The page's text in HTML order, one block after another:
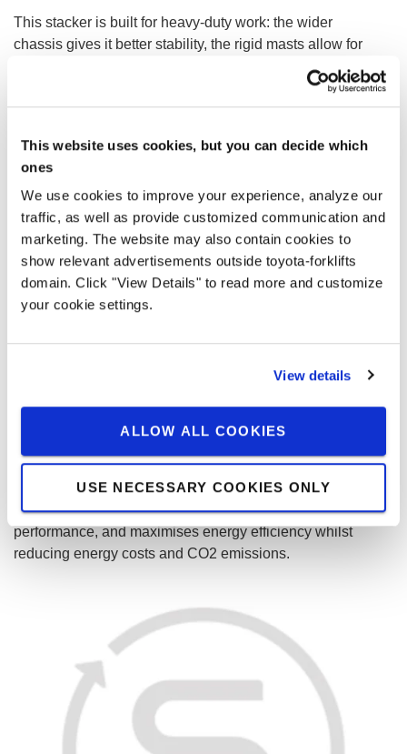
This website uses cookies, but you can decide which
ones
We use cookies to improve your experience, analyze our
traffic, as well as provide customized communication and
marketing. The website may also contain cookies to
show relevant advertisements outside toyota-forklifts
domain. Click "View Details" to read more and customize
your cookie settings.
View details
ALLOW ALL COOKIES
USE NECESSARY COOKIES ONLY
This stacker is built for heavy-duty work: the wider
chassis gives it better stability, the rigid masts allow for
lift heights up to 6 m and the large battery sizes
guarantee high performance throughout the shift.
Li-ion technology
Based on Toyota's own high-density lithium-ion
technology, this battery solution ensures high levels of
performance, and maximises energy efficiency whilst
reducing energy costs and CO2 emissions.